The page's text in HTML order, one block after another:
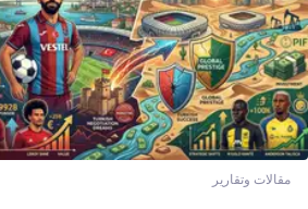
مقالات وتقارير